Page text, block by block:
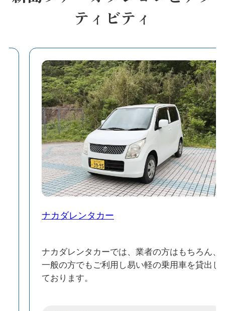
ティビティ
ナカダレンタカー
ナカダレンタカーでは、業者の方はもちろん、
一般の方でもご利用し易い軽の乗用車を貸出し
ております。